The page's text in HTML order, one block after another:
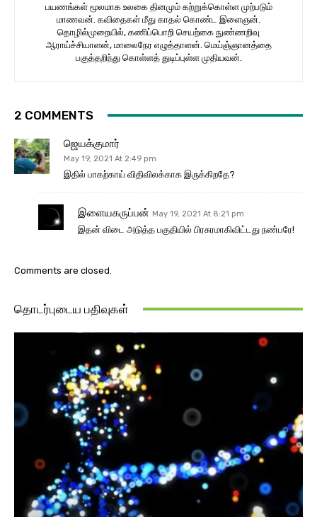
பயணங்கள் மூலமாக உலகை தினமும் கற்றுக்கொள்ள முற்படும்
மாணவன். கவிதைகள் மீது காதல் கொண்ட இளைஞன்.
தொழில்முறையில், கணிப்பொறி செயற்கை நுண்ணறிவு
ஆராய்ச்சியாளன், மாலைநேர எழுத்தாளன். மெய்ஞ்ஞானத்தை
பகுத்தறிந்து கொள்ளத் துடிப்புள்ள முதியவன்.
2 COMMENTS
ஜெயக்குமார்
May 19, 2021 At 2:49 pm
இதில் பாகற்காய் விதிவிலக்காக இருக்கிறதே?
இளையகருப்பன் May 19, 2021 At 8:21 pm
இதன் விடை அடுத்த பகுதியில் பிரசுரமாகிவிட்டது நண்பரே!
Comments are closed.
தொடர்புடைய பதிவுகள்